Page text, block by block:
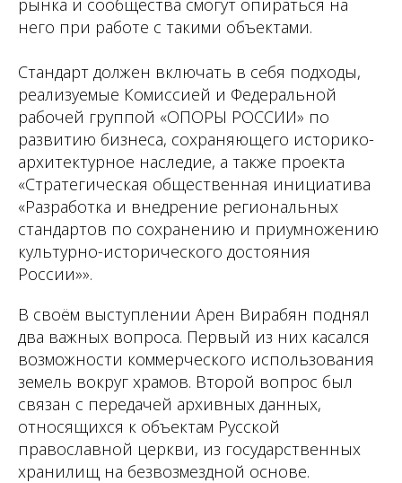
рынка и сообщества смогут опираться на
него при работе с такими объектами.
Стандарт должен включать в себя подходы,
реализуемые Комиссией и Федеральной
рабочей группой «ОПОРЫ РОССИИ» по
развитию бизнеса, сохраняющего историко-
архитектурное наследие, а также проекта
«Стратегическая общественная инициатива
«Разработка и внедрение региональных
стандартов по сохранению и приумножению
культурно-исторического достояния
России»».
В своём выступлении Арен Вирабян поднял
два важных вопроса. Первый из них касался
возможности коммерческого использования
земель вокруг храмов. Второй вопрос был
связан с передачей архивных данных,
относящихся к объектам Русской
православной церкви, из государственных
хранилищ на безвозмездной основе.